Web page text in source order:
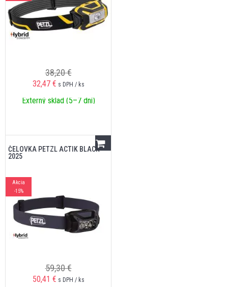
38,20 €
32,47 € s DPH / ks
Externý sklad (5–7 dní)
ČELOVKA PETZL ACTIK BLACK
2025
Akcia
-15%
59,30 €
50,41 € s DPH / ks